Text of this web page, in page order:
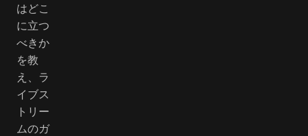
はどこ
に立つ
べきか
を教
え、ラ
イブス
トリー
ムのガ